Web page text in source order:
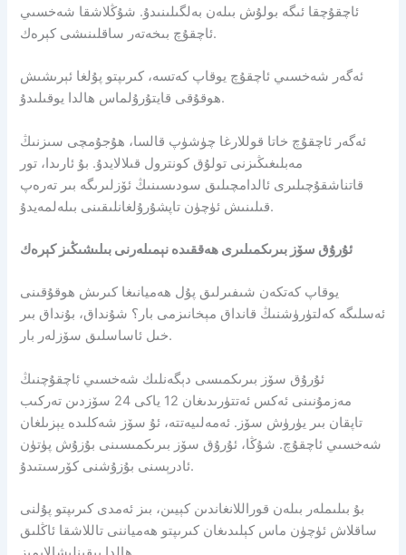
ئاچقۇچقا ئىگە بولۇش بىلەن بەلگىلىنىدۇ. شۇڭلاشقا شەخسىي
ئاچقۇچ بىخەتەر ساقلىنىشى كېرەك.
ئەگەر شەخسىي ئاچقۇچ يوقاپ كەتسە، كىرىپتو پۇلغا ئېرىشىش
ھوقۇقى قايتۇرۇلماس ھالدا يوقىلىدۇ.
ئەگەر ئاچقۇچ خاتا قوللارغا چۈشۈپ قالسا، ھۇجۇمچى سىزنىڭ
مەبلىغىڭىزنى تولۇق كونترول قىلالايدۇ. بۇ ئارىدا، تور
قاتناشقۇچىلىرى ئالدامچىلىق سودىسىنىڭ ئۆزلىرىگە بىر تەرەپ
قىلىنىش ئۈچۈن تاپشۇرۇلغانلىقىنى بىلەلمەيدۇ.
ئۇرۇق سۆز بىرىكمىلىرى ھەققىدە نېمىلەرنى بىلىشىڭىز كېرەك
يوقاپ كەتكەن شىفىرلىق پۇل ھەميانىغا كىرىش ھوقۇقىنى
ئەسلىگە كەلتۈرۈشنىڭ قانداق مېخانىزمى بار؟ شۇنداق، بۇنداق بىر
خىل ئاساسلىق سۆزلەر بار.
ئۇرۇق سۆز بىرىكمىسى دېگەنلىك شەخسىي ئاچقۇچنىڭ
مەزمۇنىنى ئەكس ئەتتۈرىدىغان 12 ياكى 24 سۆزدىن تەركىب
تاپقان بىر يۈرۈش سۆز. ئەمەلىيەتتە، ئۇ سۆز شەكلىدە يېزىلغان
شەخسىي ئاچقۇچ. شۇڭا، ئۇرۇق سۆز بىرىكمىسىنى بۇزۇش پۈتۈن
ئادرېسنى بۇزۇشنى كۆرسىتىدۇ.
بۇ بىلىملەر بىلەن قوراللانغاندىن كېيىن، بىز ئەمدى كىرىپتو پۇلنى
ساقلاش ئۈچۈن ماس كېلىدىغان كىرىپتو ھەمياننى تاللاشقا ئاڭلىق